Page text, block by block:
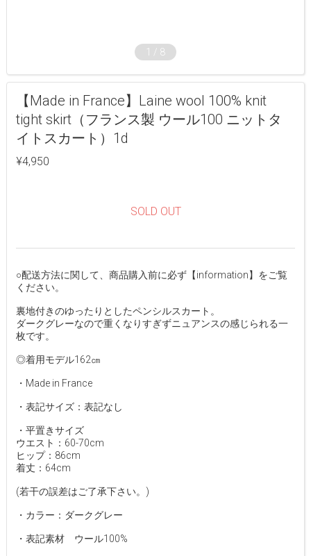
1 / 8
【Made in France】Laine wool 100% knit
tight skirt（フランス製 ウール100 ニットタ
イトスカート）1d
¥4,950
SOLD OUT
○配送方法に関して、商品購入前に必ず【information】をご覧
ください。
裏地付きのゆったりとしたペンシルスカート。
ダークグレーなので重くなりすぎずニュアンスの感じられる一
枚です。
◎着用モデル162㎝
・Made in France
・表記サイズ：表記なし
・平置きサイズ
ウエスト：60-70cm
ヒップ：86cm
着丈：64cm
(若干の誤差はご了承下さい。)
・カラー：ダークグレー
・表記素材 ウール100%